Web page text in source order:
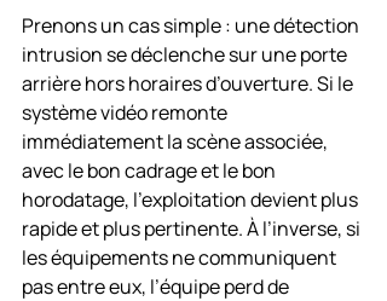
Prenons un cas simple : une détection
intrusion se déclenche sur une porte
arrière hors horaires d’ouverture. Si le
système vidéo remonte
immédiatement la scène associée,
avec le bon cadrage et le bon
horodatage, l’exploitation devient plus
rapide et plus pertinente. À l’inverse, si
les équipements ne communiquent
pas entre eux, l’équipe perd de